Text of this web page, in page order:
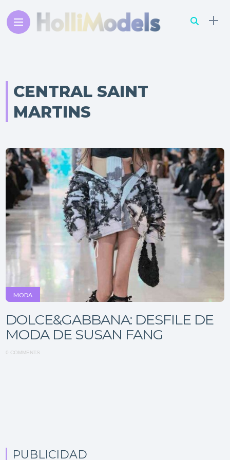
CENTRAL SAINT
MARTINS
MODA
DOLCE&GABBANA: DESFILE DE
MODA DE SUSAN FANG
0 COMMENTS
PUBLICIDAD